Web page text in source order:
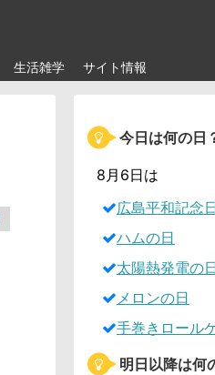
生活雑学 サイト情報
今日は何の日
8月6日は
広島平和記念
ハムの日
太陽熱発電の
メロンの日
手巻きロール
明日以降は何